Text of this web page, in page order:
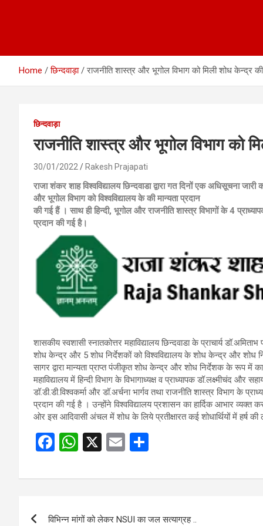
Home छिन्दवाड़ा राजनीति शास्त्र और भूगोल विभाग को मिली शोध केन्द्र की
छिन्दवाड़ा
राजनीति शास्त्र और भूगोल विभाग को
30/01/2022 Rakesh Prajapati
राजा शंकर शाह विश्वविद्यालय छिन्दवाडा द्वारा गत दिनों एक अधिसूचना
और भूगोल विभाग को विश्वविद्यालय के की मान्यता प्रदान
की गई हैं । साथ ही हिन्दी, भूगोल और राजनीति शास्त्र विभागों के 4
प्रदान की गई है।
शासकीय स्वशासी स्नातकोत्तर महाविद्यालय छिन्दवाडा के प्राचार्य
शोध केन्द्र और 5 शोध निर्देशकों को विश्वविद्यालय के शोध केन्द्र और शोध
सागर द्वारा मान्यता प्राप्त पंजीकृत शोध केन्द्र और शोध निर्देशक के रूप में
महाविद्यालय में हिन्दी विभाग के विभागाध्यक्ष व प्राध्यापक डॉ.लक्ष्मीचंद और
डॉ.डी.डी.विश्वकर्मा और डॉ.अर्चना भार्गव तथा राजनीति शास्त्र विभाग के
प्रदान की गई है । उन्होंने विश्वविद्यालय प्रशासन का हार्दिक आभार व्यक्त
ओर इस आदिवासी अंचल में शोध के लिये प्रतीक्षारत कई शोधार्थियों में हर्ष की
F
ce
o
W
at
A
X
E
ail ar
विभिन्न मांगों को लेकर NSUI का जल सत्याग्रह ..